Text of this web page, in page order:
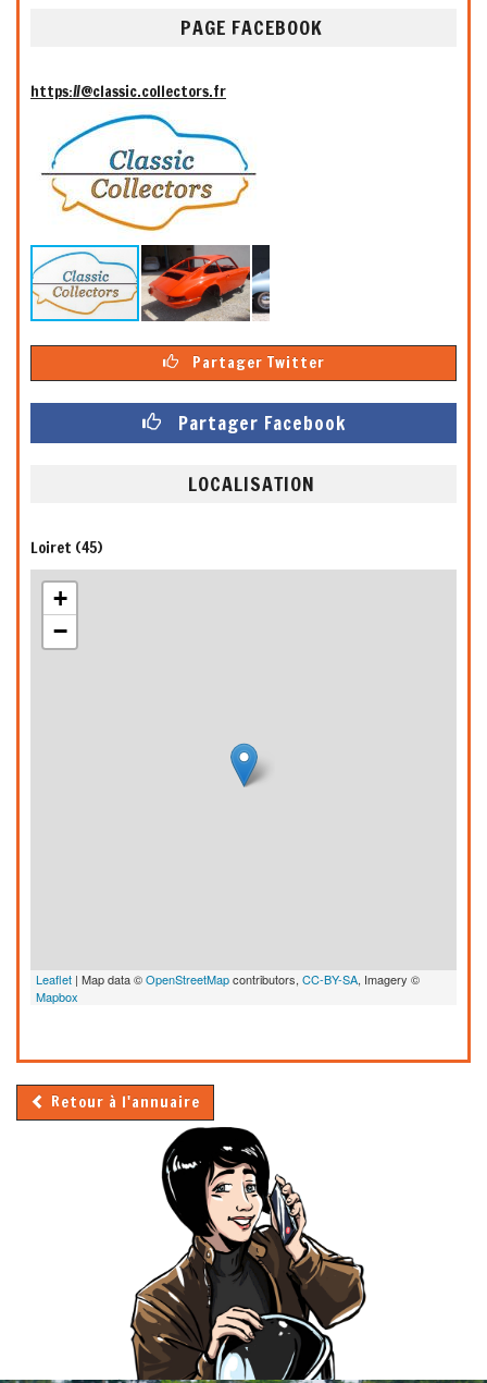
PAGE FACEBOOK
https://@classic.collectors.fr
Partager Twitter
Partager Facebook
LOCALISATION
Loiret (45)
+
−
Leaflet | Map data ©OpenStreetMapcontributors, CC-BY-SA, Imagery ©
Mapbox
Retour à l'annuaire